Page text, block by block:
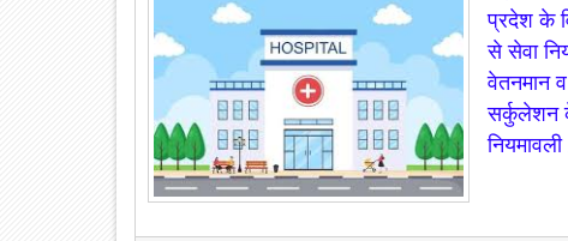
प्रदेश के
से सेवा
वेतनमान
सर्कुलेशन